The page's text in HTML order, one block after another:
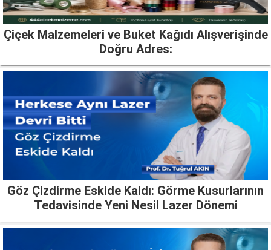
Çiçek Malzemeleri ve Buket Kağıdı Alışverişinde
Doğru Adres:
Göz Çizdirme Eskide Kaldı: Görme Kusurlarının
Tedavisinde Yeni Nesil Lazer Dönemi